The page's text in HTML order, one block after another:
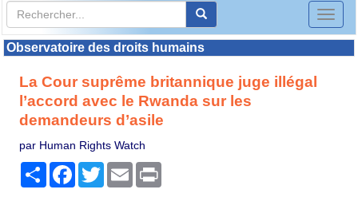
Toggle
Observatoire des droits humains
La Cour suprême britannique juge illégal
l’accord avec le Rwanda sur les
demandeurs d’asile
par Human Rights Watch
PartagerFacebook
TwitterEmail